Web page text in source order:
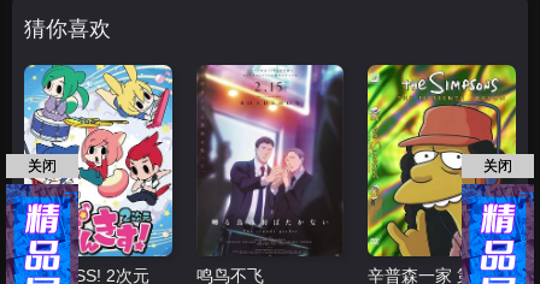
猜你喜欢
PUNKISS! 2次元 鸣鸟不飞 辛普森一家 第十五季
关闭 关闭